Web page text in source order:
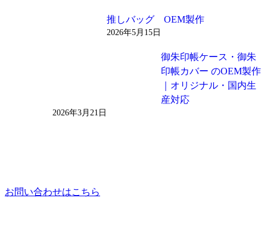
推しバッグ OEM製作
2026年5月15日
御朱印帳ケース・御朱
印帳カバー のOEM製作
｜オリジナル・国内生
産対応
2026年3月21日
お問い合わせはこちら